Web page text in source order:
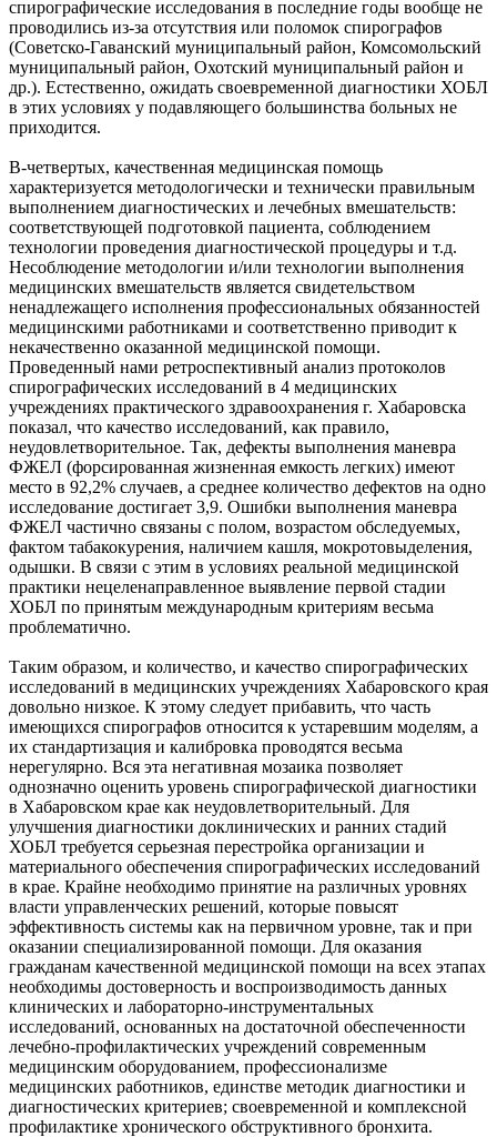
спирографические исследования в последние годы вообще не
проводились из-за отсутствия или поломок спирографов
(Советско-Гаванский муниципальный район, Комсомольский
муниципальный район, Охотский муниципальный район и
др.). Естественно, ожидать своевременной диагностики ХОБЛ
в этих условиях у подавляющего большинства больных не
приходится.
В-четвертых, качественная медицинская помощь
характеризуется методологически и технически правильным
выполнением диагностических и лечебных вмешательств:
соответствующей подготовкой пациента, соблюдением
технологии проведения диагностической процедуры и т.д.
Несоблюдение методологии и/или технологии выполнения
медицинских вмешательств является свидетельством
ненадлежащего исполнения профессиональных обязанностей
медицинскими работниками и соответственно приводит к
некачественно оказанной медицинской помощи.
Проведенный нами ретроспективный анализ протоколов
спирографических исследований в 4 медицинских
учреждениях практического здравоохранения г. Хабаровска
показал, что качество исследований, как правило,
неудовлетворительное. Так, дефекты выполнения маневра
ФЖЕЛ (форсированная жизненная емкость легких) имеют
место в 92,2% случаев, а среднее количество дефектов на одно
исследование достигает 3,9. Ошибки выполнения маневра
ФЖЕЛ частично связаны с полом, возрастом обследуемых,
фактом табакокурения, наличием кашля, мокротовыделения,
одышки. В связи с этим в условиях реальной медицинской
практики нецеленаправленное выявление первой стадии
ХОБЛ по принятым международным критериям весьма
проблематично.
Таким образом, и количество, и качество спирографических
исследований в медицинских учреждениях Хабаровского края
довольно низкое. К этому следует прибавить, что часть
имеющихся спирографов относится к устаревшим моделям, а
их стандартизация и калибровка проводятся весьма
нерегулярно. Вся эта негативная мозаика позволяет
однозначно оценить уровень спирографической диагностики
в Хабаровском крае как неудовлетворительный. Для
улучшения диагностики доклинических и ранних стадий
ХОБЛ требуется серьезная перестройка организации и
материального обеспечения спирографических исследований
в крае. Крайне необходимо принятие на различных уровнях
власти управленческих решений, которые повысят
эффективность системы как на первичном уровне, так и при
оказании специализированной помощи. Для оказания
гражданам качественной медицинской помощи на всех этапах
необходимы достоверность и воспроизводимость данных
клинических и лабораторно-инструментальных
исследований, основанных на достаточной обеспеченности
лечебно-профилактических учреждений современным
медицинским оборудованием, профессионализме
медицинских работников, единстве методик диагностики и
диагностических критериев; своевременной и комплексной
профилактике хронического обструктивного бронхита.